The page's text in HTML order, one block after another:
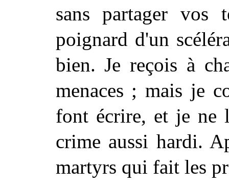
sans partager
poignard d'un
bien. Je reçois à
menaces ; mais je
font écrire, et je ne
crime aussi hardi.
martyrs qui fait les